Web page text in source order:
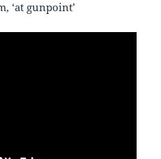
‘at gunpoint’